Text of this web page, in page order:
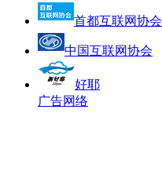
首都互联网协会
中国互联网协会
好耶
广告网络